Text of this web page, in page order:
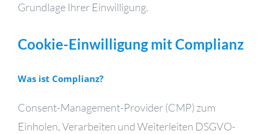
Grundlage Ihrer Einwilligung.
Cookie-Einwilligung mit Complianz
Was ist Complianz?
Consent-Management-Provider (CMP) zum
Einholen, Verarbeiten und Weiterleiten DSGVO-